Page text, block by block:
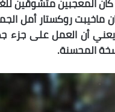
يعني أن العمل على
المحسنة.